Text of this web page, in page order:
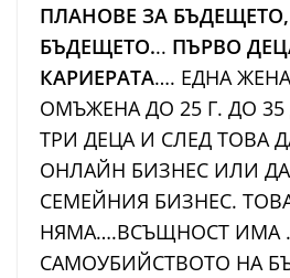
ПЛАНОВЕ ЗА
БЪДЕЩЕТО... ПЪРВО
КАРИЕРАТА…. ЕДНА
ОМЪЖЕНА ДО 25 Г. ДО
ТРИ ДЕЦА И СЛЕД ТОВА
ОНЛАЙН БИЗНЕС ИЛИ
СЕМЕЙНИЯ БИЗНЕС.
НЯМА….ВСЪЩНОСТ ИМА
САМОУБИЙСТВОТО НА